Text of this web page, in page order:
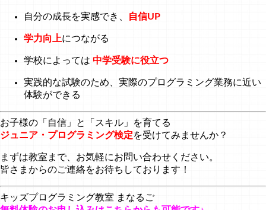
自分の成長を実感でき、 自信UP
学力向上につながる
学校によっては 中学受験に役立つ
実践的な試験のため、実際のプログラミング業務に近い
体験ができる
お子様の「自信」と「スキル」を育てる
ジュニア・プログラミング検定を受けてみませんか？
まずは教室まで、お気軽にお問い合わせください。
皆さまからのご連絡をお待ちしております！
キッズプログラミング教室 まなるご